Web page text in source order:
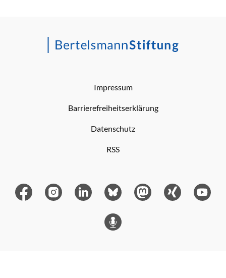
Impressum
Barrierefreiheitserklärung
Datenschutz
RSS